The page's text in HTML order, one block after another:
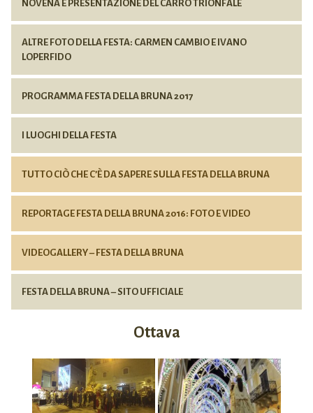
NOVENA E PRESENTAZIONE DEL CARRO TRIONFALE
ALTRE FOTO DELLA FESTA: CARMEN CAMBIO E IVANO
LOPERFIDO
PROGRAMMA FESTA DELLA BRUNA 2017
I LUOGHI DELLA FESTA
TUTTO CIÒ CHE C’È DA SAPERE SULLA FESTA DELLA BRUNA
REPORTAGE FESTA DELLA BRUNA 2016: FOTO E VIDEO
VIDEOGALLERY – FESTA DELLA BRUNA
FESTA DELLA BRUNA – SITO UFFICIALE
Ottava